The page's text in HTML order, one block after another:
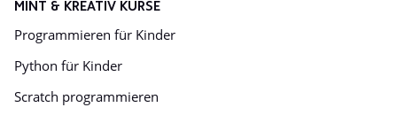
MINT & KREATIV KURSE
Programmieren für Kinder
Python für Kinder
Scratch programmieren